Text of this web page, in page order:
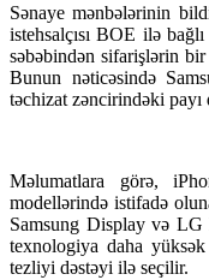
Sənaye mənbələrinin
istehsalçısı BOE ilə
səbəbindən sifarişlərin
Bunun nəticəsində
təchizat zəncirindəki payı
Məlumatlara görə,
modellərində istifadə
Samsung Display və
texnologiya daha
tezliyi dəstəyi ilə seçilir.